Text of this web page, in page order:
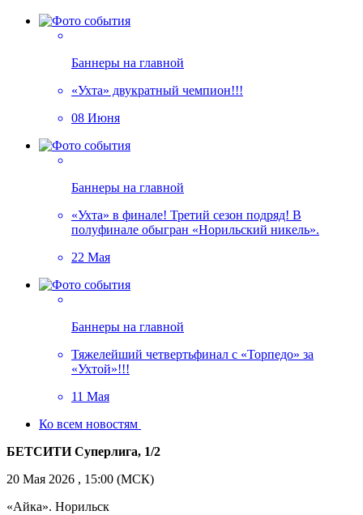
Баннеры на главной
«Ухта» двукратный чемпион!!!
08 Июня
Баннеры на главной
«Ухта» в финале! Третий сезон подряд! В
полуфинале обыгран «Норильский никель».
22 Мая
Баннеры на главной
Тяжелейший четвертьфинал с «Торпедо» за
«Ухтой»!!!
11 Мая
Ко всем новостям
БЕТСИТИ Суперлига, 1/2
20 Мая 2026 , 15:00 (МСК)
«Айка». Норильск